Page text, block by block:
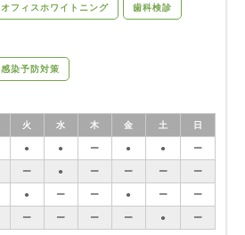
オフィスホワイトニング 歯科検診
感染予防対策
火 水 木 金 土
日
● ● ー ● ●
ー
ー ● ー ー ー
ー
● ー ー ● ー
ー
ー ー ー ー ● ー